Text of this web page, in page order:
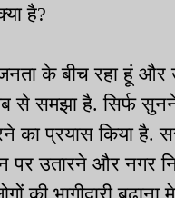
है?
जनता के बीच रहा हूं और
से समझा है. सिर्फ
का प्रयास किया है.
पर उतारने और नगर